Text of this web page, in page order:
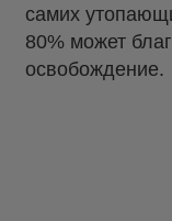
самих
80% может
освобождение.